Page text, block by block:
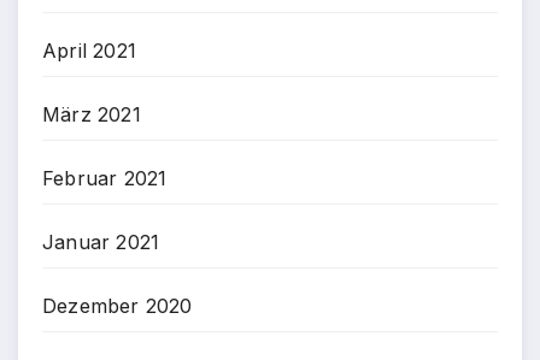
April 2021
März 2021
Februar 2021
Januar 2021
Dezember 2020